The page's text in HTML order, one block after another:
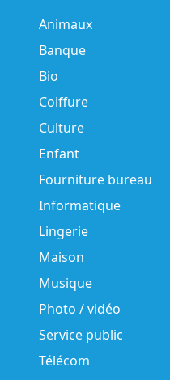
Animaux
Banque
Bio
Coiffure
Culture
Enfant
Fourniture bureau
Informatique
Lingerie
Maison
Musique
Photo / vidéo
Service public
Télécom